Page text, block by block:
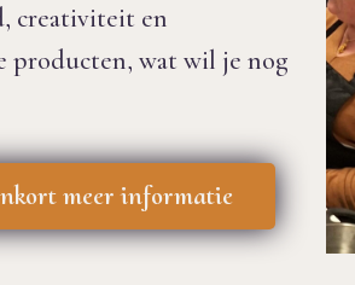
creativiteit en
producten, wat wil je nog
meer informatie